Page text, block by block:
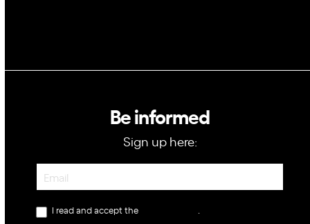
Be informed
Sign up here:
I read and accept the